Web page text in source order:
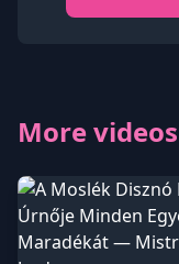
More